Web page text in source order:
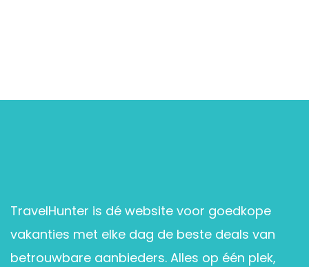
TravelHunter is dé website voor goedkope
vakanties met elke dag de beste deals van
betrouwbare aanbieders. Alles op één plek,